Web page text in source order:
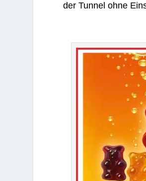
der Tun­nel ohne